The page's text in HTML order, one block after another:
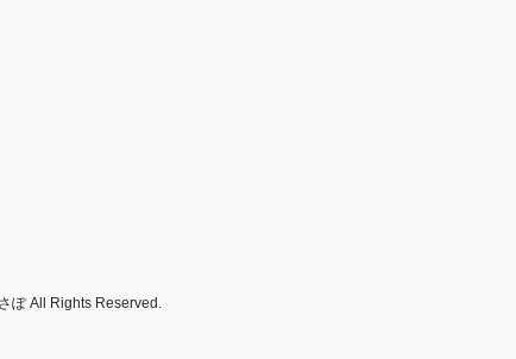
ぽ All Rights Reserved.